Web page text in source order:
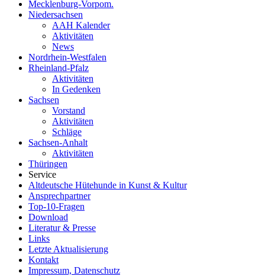
Mecklenburg-Vorpom.
Niedersachsen
AAH Kalender
Aktivitäten
News
Nordrhein-Westfalen
Rheinland-Pfalz
Aktivitäten
In Gedenken
Sachsen
Vorstand
Aktivitäten
Schläge
Sachsen-Anhalt
Aktivitäten
Thüringen
Service
Altdeutsche Hütehunde in Kunst & Kultur
Ansprechpartner
Top-10-Fragen
Download
Literatur & Presse
Links
Letzte Aktualisierung
Kontakt
Impressum, Datenschutz